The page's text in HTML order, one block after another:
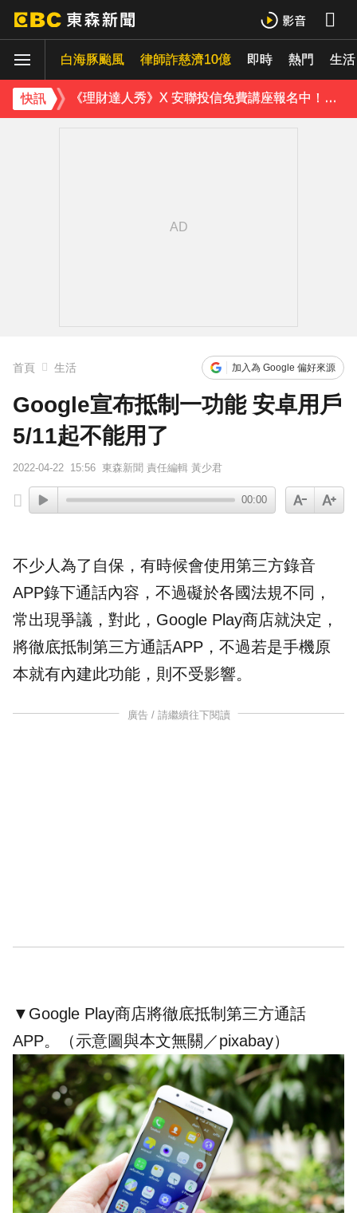
白海豚颱風 律師詐慈濟10億 即時 熱門 生活
快訊
白海豚颱風逐漸逼近！海警區域擴大
桃園8旬妻遭拐杖猛砸身亡！夫打電話自首 鄰居曝私下近況
《理財達人秀》X 安聯投信免費講座報名中！搶先卡位 2027
首頁 生活 加入為 Google 偏好來源
Google宣布抵制一功能 安卓用戶
5/11起不能用了
2022-04-22 15:56 東森新聞 責任編輯 黃少君
00:00
不少人為了自保，有時候會使用第三方錄音
APP錄下通話內容，不過礙於各國法規不同，
常出現爭議，對此， Google Play商店就決定，
將徹底抵制 第三方通話APP，不過若是手機原
本就有內建此功能，則不受影響。
廣告 / 請繼續往下閱讀
▼Google Play商店將徹底抵制第三方通話
APP。（示意圖與本文無關／pixabay）